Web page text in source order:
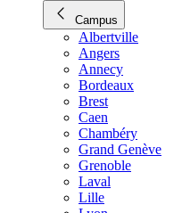
Campus
Albertville
Angers
Annecy
Bordeaux
Brest
Caen
Chambéry
Grand Genève
Grenoble
Laval
Lille